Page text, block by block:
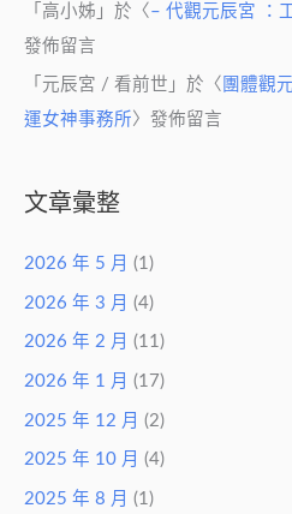
「 高小姊 」於〈 – 代觀元辰宮 ：
發佈留言
「 元辰宮 / 看前世 」於〈 團體觀
運女神事務所〉發佈留言
文章彙整
2026 年 5 月 (1)
2026 年 3 月 (4)
2026 年 2 月 (11)
2026 年 1 月 (17)
2025 年 12 月 (2)
2025 年 10 月 (4)
2025 年 8 月 (1)